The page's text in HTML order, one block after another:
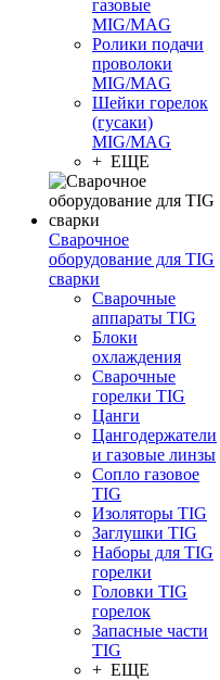
газовые
MIG/MAG
Ролики подачи
проволоки
MIG/MAG
Шейки горелок
(гусаки)
MIG/MAG
+ ЕЩЕ
Сварочное
оборудование для TIG
сварки
Сварочные
аппараты TIG
Блоки
охлаждения
Сварочные
горелки TIG
Цанги
Цангодержатели
и газовые линзы
Сопло газовое
TIG
Изоляторы TIG
Заглушки TIG
Наборы для TIG
горелки
Головки TIG
горелок
Запасные части
TIG
+ ЕЩЕ